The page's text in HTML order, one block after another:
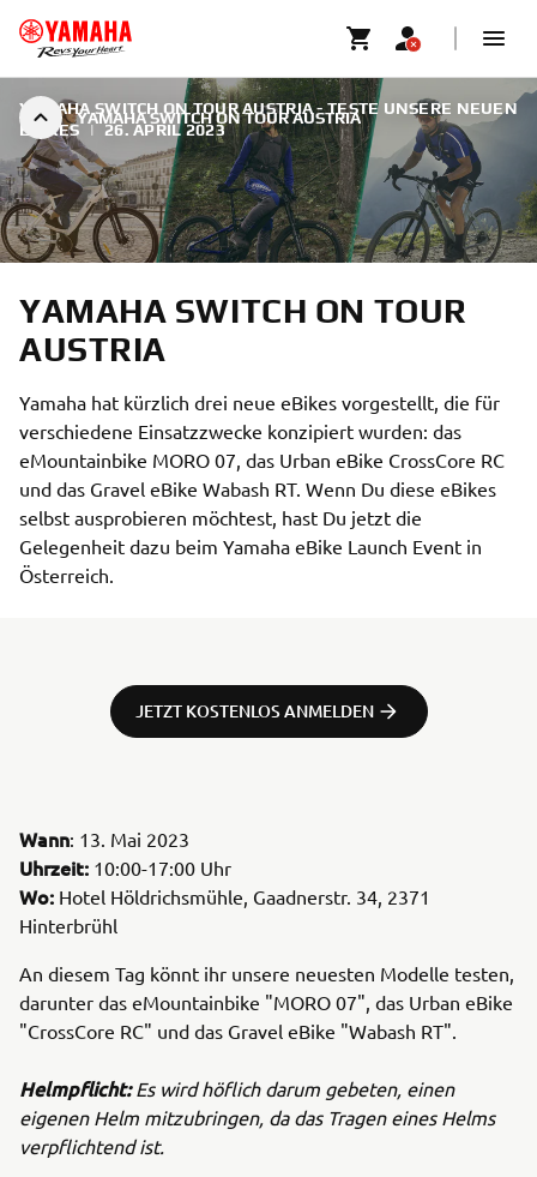
YAMAHA SWITCH ON TOUR AUSTRIA
YAMAHA SWITCH ON TOUR AUSTRIA - TESTE UNSERE NEUEN
EBIKES | 26. APRIL 2023
YAMAHA SWITCH ON TOUR
AUSTRIA
Yamaha hat kürzlich drei neue eBikes vorgestellt, die für
verschiedene Einsatzzwecke konzipiert wurden: das
eMountainbike MORO 07, das Urban eBike CrossCore RC
und das Gravel eBike Wabash RT. Wenn Du diese eBikes
selbst ausprobieren möchtest, hast Du jetzt die
Gelegenheit dazu beim Yamaha eBike Launch Event in
Österreich.
JETZT KOSTENLOS ANMELDEN
Wann: 13. Mai 2023
Uhrzeit: 10:00-17:00 Uhr
Wo: Hotel Höldrichsmühle, Gaadnerstr. 34, 2371
Hinterbrühl
An diesem Tag könnt ihr unsere neuesten Modelle testen,
darunter das eMountainbike "MORO 07", das Urban eBike
"CrossCore RC" und das Gravel eBike "Wabash RT".
Helmpflicht:Es wird höflich darum gebeten, einen
eigenen Helm mitzubringen, da das Tragen eines Helms
verpflichtend ist.